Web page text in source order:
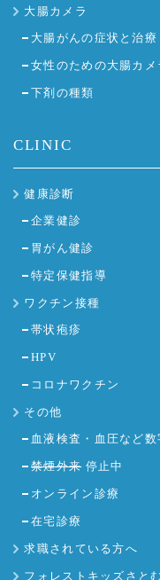
大腸カメラ
大腸がんの症状と治療
女性のための大腸カメ
下剤の種類
CLINIC
健康診断
企業健診
胃がん健診
特定保健指導
ワクチン接種
帯状疱疹
HPV
コロナワクチン
その他
血液検査・血圧など
禁煙外来停止中
オンライン診療
在宅診療
求職されている方へ
フォレストキッズさと